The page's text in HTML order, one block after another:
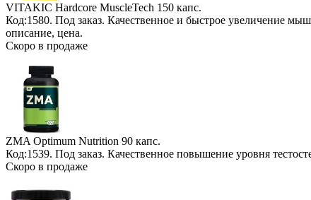
VITAKIC Hardcore MuscleTech 150 капс.
Код:1580. Под заказ. Качественное и быстрое увеличение
описание, цена.
Скоро в продаже
ZMA Optimum Nutrition 90 капс.
Код:1539. Под заказ. Качественное повышение уровня
Скоро в продаже